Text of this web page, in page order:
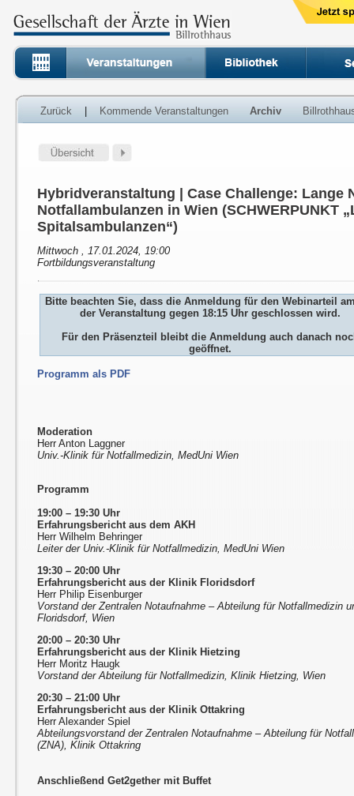
Zurück Kommende Veranstaltungen Archiv
Hybridveranstaltung | Case Challenge: Lange
Notfallambulanzen in Wien (SCHWERPUNKT
Spitalsambulanzen“)
Mittwoch , 17.01.2024, 19:00
Fortbildungsveranstaltung
Bitte beachten Sie, dass die Anmeldung für den Webinarteil
der Veranstaltung gegen 18:15 Uhr geschlossen wird.
Für den Präsenzteil bleibt die Anmeldung auch danach
geöffnet.
Programm als PDF
Moderation
Herr Anton Laggner
Univ.-Klinik für Notfallmedizin, MedUni Wien
Programm
19:00 – 19:30 Uhr
Erfahrungsbericht aus dem AKH
Herr Wilhelm Behringer
Leiter der Univ.-Klinik für Notfallmedizin, MedUni Wien
19:30 – 20:00 Uhr
Erfahrungsbericht aus der Klinik Floridsdorf
Herr Philip Eisenburger
Vorstand der Zentralen Notaufnahme – Abteilung für Notfallmedizin
Floridsdorf, Wien
20:00 – 20:30 Uhr
Erfahrungsbericht aus der Klinik Hietzing
Herr Moritz Haugk
Vorstand der Abteilung für Notfallmedizin, Klinik Hietzing, Wien
20:30 – 21:00 Uhr
Erfahrungsbericht aus der Klinik Ottakring
Herr Alexander Spiel
Abteilungsvorstand der Zentralen Notaufnahme – Abteilung für
(ZNA), Klinik Ottakring
Anschließend Get2gether mit Buffet